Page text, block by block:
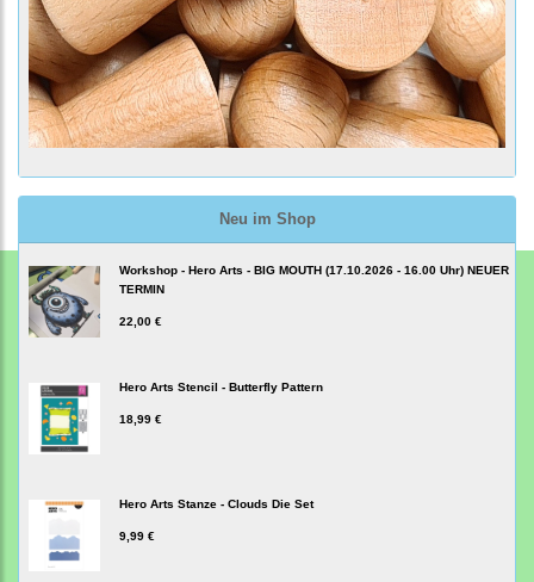
Neu im Shop
Workshop - Hero Arts - BIG MOUTH (17.10.2026 - 16.00 Uhr) NEUER
TERMIN
22,00 €
Hero Arts Stencil - Butterfly Pattern
18,99 €
Hero Arts Stanze - Clouds Die Set
9,99 €